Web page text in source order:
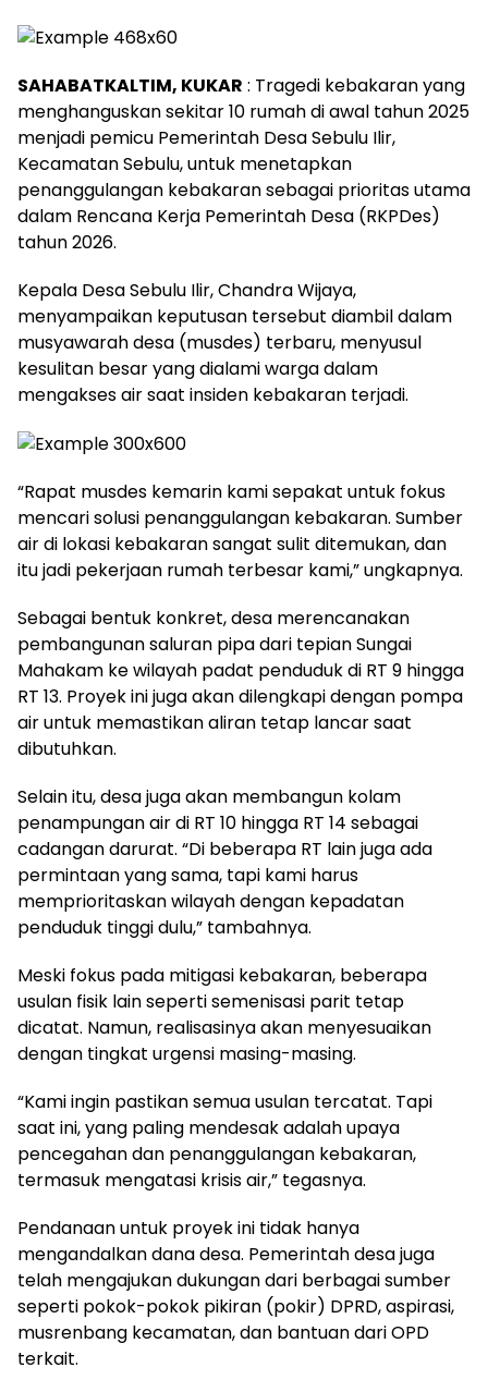
SAHABATKALTIM, KUKAR : Tragedi kebakaran yang
menghanguskan sekitar 10 rumah di awal tahun 2025
menjadi pemicu Pemerintah Desa Sebulu Ilir,
Kecamatan Sebulu, untuk menetapkan
penanggulangan kebakaran sebagai prioritas utama
dalam Rencana Kerja Pemerintah Desa (RKPDes)
tahun 2026.
Kepala Desa Sebulu Ilir, Chandra Wijaya,
menyampaikan keputusan tersebut diambil dalam
musyawarah desa (musdes) terbaru, menyusul
kesulitan besar yang dialami warga dalam
mengakses air saat insiden kebakaran terjadi.
“Rapat musdes kemarin kami sepakat untuk fokus
mencari solusi penanggulangan kebakaran. Sumber
air di lokasi kebakaran sangat sulit ditemukan, dan
itu jadi pekerjaan rumah terbesar kami,” ungkapnya.
Sebagai bentuk konkret, desa merencanakan
pembangunan saluran pipa dari tepian Sungai
Mahakam ke wilayah padat penduduk di RT 9 hingga
RT 13. Proyek ini juga akan dilengkapi dengan pompa
air untuk memastikan aliran tetap lancar saat
dibutuhkan.
Selain itu, desa juga akan membangun kolam
penampungan air di RT 10 hingga RT 14 sebagai
cadangan darurat. “Di beberapa RT lain juga ada
permintaan yang sama, tapi kami harus
memprioritaskan wilayah dengan kepadatan
penduduk tinggi dulu,” tambahnya.
Meski fokus pada mitigasi kebakaran, beberapa
usulan fisik lain seperti semenisasi parit tetap
dicatat. Namun, realisasinya akan menyesuaikan
dengan tingkat urgensi masing-masing.
“Kami ingin pastikan semua usulan tercatat. Tapi
saat ini, yang paling mendesak adalah upaya
pencegahan dan penanggulangan kebakaran,
termasuk mengatasi krisis air,” tegasnya.
Pendanaan untuk proyek ini tidak hanya
mengandalkan dana desa. Pemerintah desa juga
telah mengajukan dukungan dari berbagai sumber
seperti pokok-pokok pikiran (pokir) DPRD, aspirasi,
musrenbang kecamatan, dan bantuan dari OPD
terkait.